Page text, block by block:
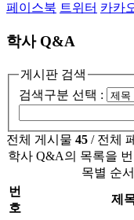
페이스북 트위터 카카
학사 Q&A
게시판 검색
검색구분 선택 :
전체 게시물 45 / 전체
학사 Q&A의 목록을
목별 순
번
호
제